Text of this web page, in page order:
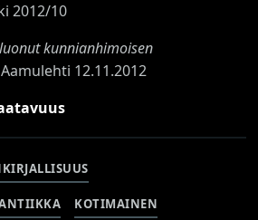
2012/10
kunnianhimoisen
12.11.2012
KOTIMAINEN